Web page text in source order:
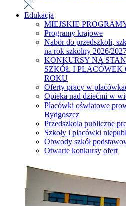
Edukacja
MIEJSKIE
Programy krajowe
Nabór do przedszkoli,
na rok szkolny 2026/
KONKURSY NA
SZKÓŁ I PLACÓWEK
ROKU
Oferty pracy w
Opieka nad dziećmi w
Placówki oświatowe
Bydgoszcz
Przedszkola publiczne
Szkoły i placówki
Obwody szkół
Otwarte konkursy ofert